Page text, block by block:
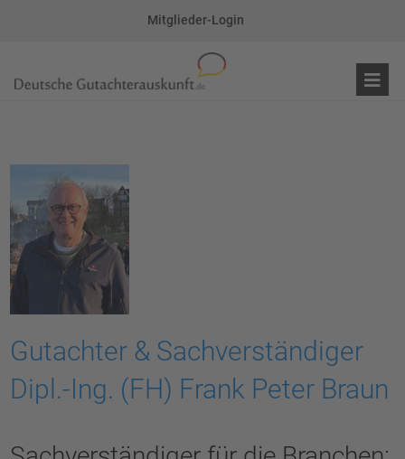
Mitglieder-Login
Gutachter & Sachverständiger
Dipl.-Ing. (FH) Frank Peter Braun